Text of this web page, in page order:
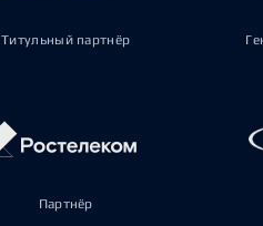
Титульный партнёр
Партнёр